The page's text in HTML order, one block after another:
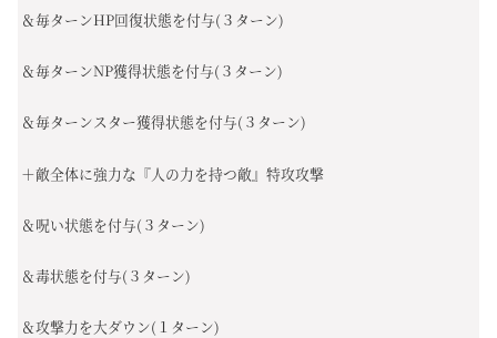
＆毎ターンHP回復状態を付与(３ターン)
＆毎ターンNP獲得状態を付与(３ターン)
＆毎ターンスター獲得状態を付与(３ターン)
＋敵全体に強力な『人の力を持つ敵』特攻攻撃
＆呪い状態を付与(３ターン)
＆毒状態を付与(３ターン)
＆攻撃力を大ダウン(１ターン)